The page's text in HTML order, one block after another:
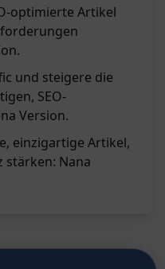
optimierte Artikel
und steigere die
SEO-
Version.
einzigartige Artikel,
stärken: Nana